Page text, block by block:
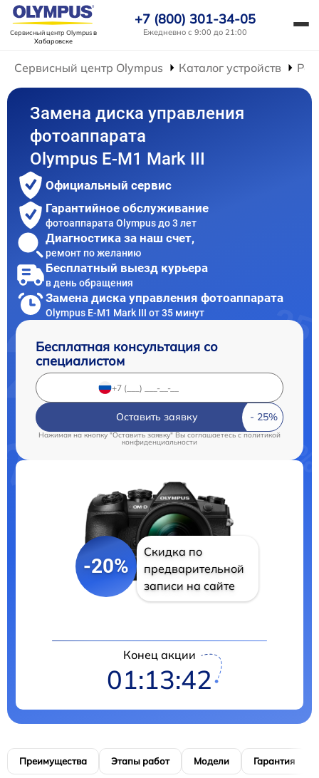
Сервисный центр Olympusв
Хабаровске
+7 (800) 301-34-05
Ежедневно с 9:00 до 21:00
Сервисный центр Olympus Каталог устройств
Замена диска управления
фотоаппарата
Olympus E‑M1 Mark III
Официальный сервис
Гарантийное обслуживание
фотоаппарата Olympus до 3 лет
Диагностика за наш счет,
ремонт по желанию
Бесплатный выезд курьера
в день обращения
Замена диска управления фотоаппарата
Olympus E‑M1 Mark III от 35 минут
Бесплатная консультация со
специалистом
Оставить заявку
Нажимая на кнопку "Оставить заявку" Вы соглашаетесь c политикой
конфиденциальности
-20%
Скидка по
предварительной
записи на сайте
Конец акции
01:13:41
Преимущества Этапы работ Модели Гарантия